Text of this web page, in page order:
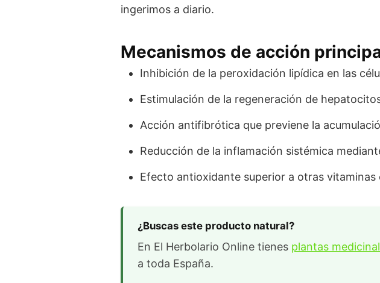
ingerimos a diario.
Mecanismos de acción
Inhibición de la peroxidación lipídica en las
Estimulación de la regeneración de
Acción antifibrótica que previene la
Reducción de la inflamación sistémica
Efecto antioxidante superior a otras vitaminas
¿Buscas este producto natural?
En El Herbolario Online tienes plantas
a toda España.